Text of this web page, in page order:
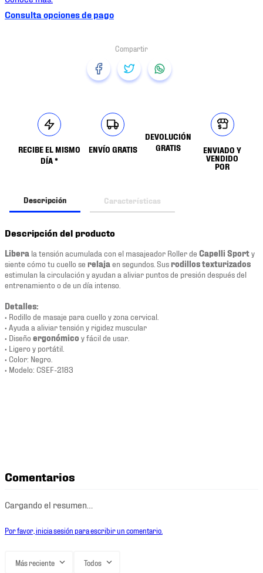
Consulta opciones de pago
RECIBE EL MISMO
DÍA *
ENVÍO GRATIS
DEVOLUCIÓN
GRATIS
ENVIADO Y
VENDIDO
POR
Descripción Características
Descripción del producto
Libera la tensión acumulada con el masajeador Roller de Capelli Sporty
siente cómo tu cuello se relaja en segundos. Susrodillos texturizados
estimulan la circulación y ayudan a aliviar puntos de presión después del
entrenamiento o de un día intenso.
Detalles:
• Rodillo de masaje para cuello y zona cervical.
• Ayuda a aliviar tensión y rigidez muscular
• Diseño ergonómico y fácil de usar.
• Ligero y portátil.
• Color: Negro.
• Modelo: CSEF-2183
Comentarios
Cargando el resumen…
Por favor, inicia sesión para escribir un comentario.
Más reciente Todos